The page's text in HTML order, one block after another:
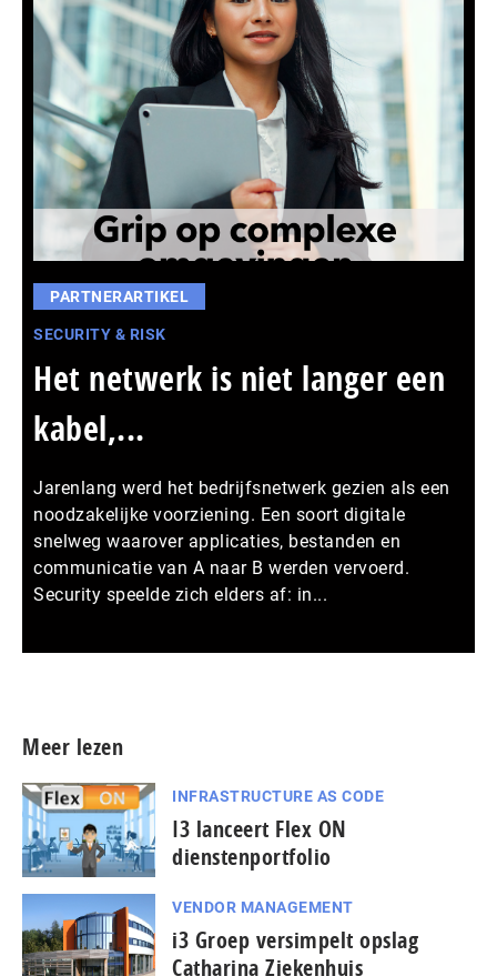
PARTNERARTIKEL
SECURITY & RISK
Het netwerk is niet langer een
kabel,...
Jarenlang werd het bedrijfsnetwerk gezien als een
noodzakelijke voorziening. Een soort digitale
snelweg waarover applicaties, bestanden en
communicatie van A naar B werden vervoerd.
Security speelde zich elders af: in...
Meer lezen
INFRASTRUCTURE AS CODE
I3 lanceert Flex ON
dienstenportfolio
VENDOR MANAGEMENT
i3 Groep versimpelt opslag
Catharina Ziekenhuis